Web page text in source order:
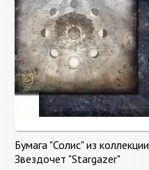
Бумага "Солис" из коллекции
Звездочет "Stargazer"